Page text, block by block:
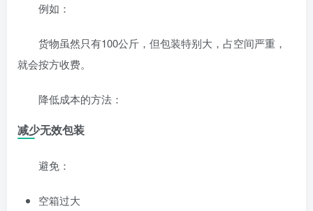
例如：
货物虽然只有100公斤，但包装特别大，占空间严重，
就会按方收费。
降低成本的方法：
减少无效包装
避免：
空箱过大